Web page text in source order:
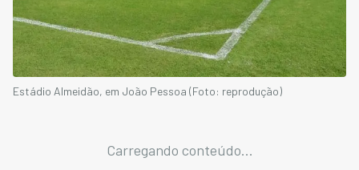
Estádio Almeidão, em João Pessoa (Foto: reprodução)
Carregando conteúdo...